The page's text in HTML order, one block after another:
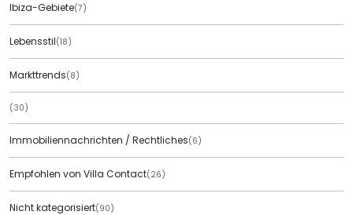
Ibiza-Gebiete(7)
Lebensstil(18)
Markttrends(8)
(30)
Immobiliennachrichten / Rechtliches(6)
Empfohlen von Villa Contact(26)
Nicht kategorisiert(90)